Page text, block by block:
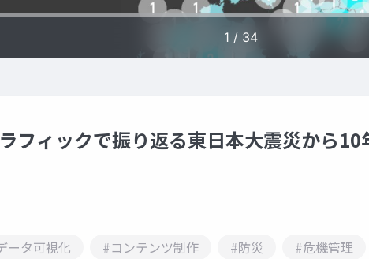
フィックで振り返る東日本大震災から10
ータ可視化 #コンテンツ制作 #防災 #危機管理